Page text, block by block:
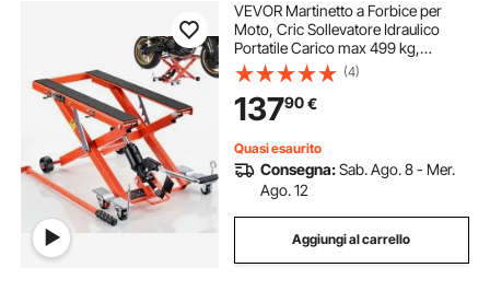
sollevatore per lastre
sollevatore di lastre cartongesso
sollevatore cartongesso
sollevatore per moto sollevatore
VEVOR Martinetto a Forbice per
Moto, Cric Sollevatore Idraulico
Portatile Carico max 499 kg,
Escursione di Sollevamento 12-
35,8 cm per Manutenzione Moto da
Officina Garage, Sollevatore con
Pedale
(4)
13790€
Quasi esaurito
Consegna:Sab. Ago. 8 - Mer.
Ago. 12
Aggiungi al carrello